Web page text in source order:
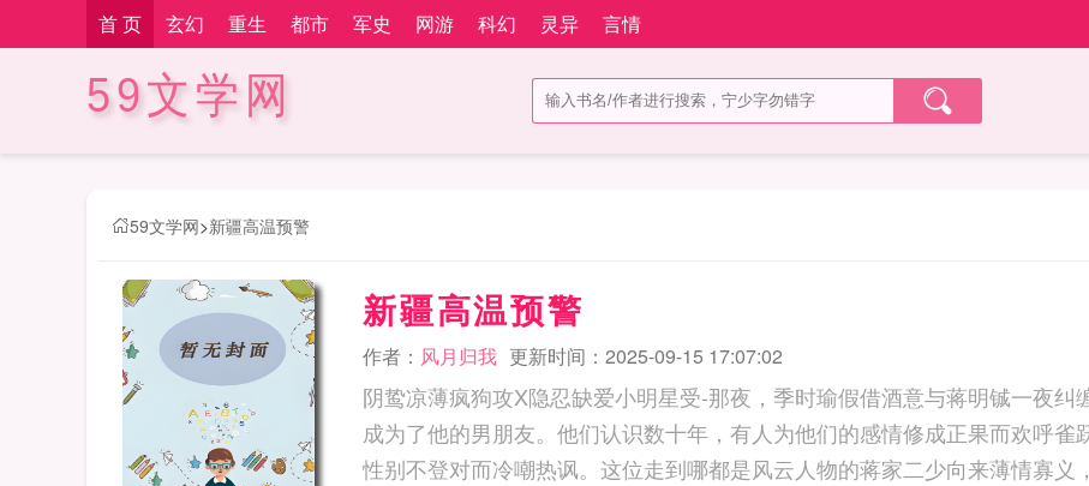
首 页 玄幻 重生 都市 军史 网游 科幻 灵异 言情
59文学网
59文学网>新疆高温预警
新疆高温预警
作者： 风月归我 更新时间：2025-09-15 17:07:02
阴鸷凉薄疯狗攻X隐忍缺爱小明星受-那夜，季时瑜假借酒意与蒋明铖一夜纠
成为了他的男朋友。他们认识数十年，有人为他们的感情修成正果而欢呼雀
性别不登对而冷嘲热讽。这位走到哪都是风云人物的蒋家二少向来薄情寡义